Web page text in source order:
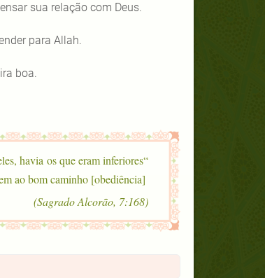
sua relação com Deus.
para Allah.
boa.
havia os que eram inferiores
ao bom caminho [obediência]”
(Sagrado Alcorão, 7:168)